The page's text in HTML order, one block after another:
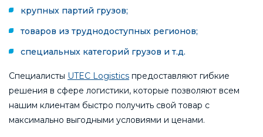
крупных партий грузов;
товаров из труднодоступных регионов;
специальных категорий грузов и т.д.
Специалисты UTEC Logistics предоставляют гибкие
решения в сфере логистики, которые позволяют всем
нашим клиентам быстро получить свой товар с
максимально выгодными условиями и ценами.